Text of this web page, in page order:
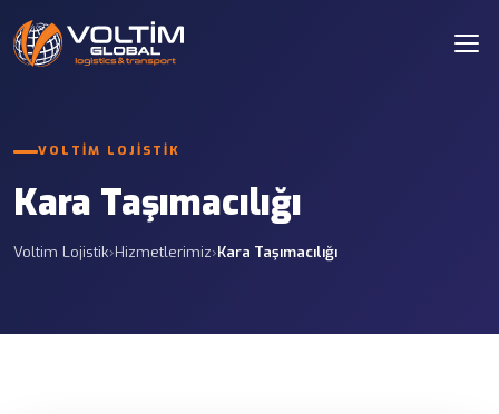
VOLTIM LOJISTIK
Kara Taşımacılığı
Voltim Lojistik›Hizmetlerimiz›Kara Taşımacılığı